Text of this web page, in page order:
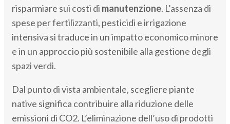
risparmiare sui costi di manutenzione. L’assenza di
spese per fertilizzanti, pesticidi e irrigazione
intensiva si traduce in un impatto economico minore
e in un approccio più sostenibile alla gestione degli
spazi verdi.
Dal punto di vista ambientale, scegliere piante
native significa contribuire alla riduzione delle
emissioni di CO2. L’eliminazione dell’uso di prodotti